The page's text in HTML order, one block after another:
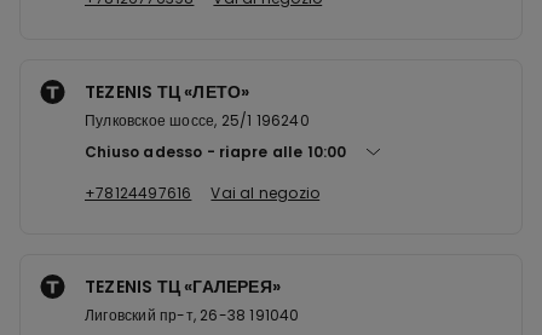
TEZENIS ТЦ «ЛЕТО»
Пулковское шоссе, 25/1 196240
Chiuso adesso
riapre alle 10:00
+78124497616
Vai al negozio
TEZENIS ТЦ «ГАЛЕРЕЯ»
Лиговский пр-т, 26-38 191040